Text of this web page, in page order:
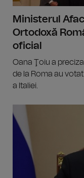
Ministerul
Ortodoxă
oficial
Oana Ţoiu a
de la Roma au
a Italiei.